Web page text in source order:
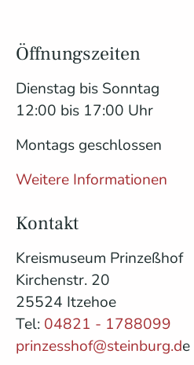
Öffnungszeiten
Dienstag bis Sonntag
12:00 bis 17:00 Uhr
Montags geschlossen
Weitere Informationen
Kontakt
Kreismuseum Prinzeßhof
Kirchenstr. 20
25524 Itzehoe
Tel: 04821 - 1788099
prinzesshof@steinburg.de